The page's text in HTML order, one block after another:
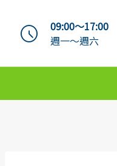
09:00～17:00
週一～週六